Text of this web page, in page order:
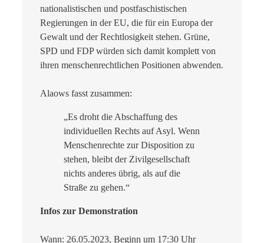
nationalistischen und postfaschistischen
Regierungen in der EU, die für ein Europa der
Gewalt und der Rechtlosigkeit stehen. Grüne,
SPD und FDP würden sich damit komplett von
ihren menschenrechtlichen Positionen abwenden.
Alaows fasst zusammen:
„Es droht die Abschaffung des
individuellen Rechts auf Asyl. Wenn
Menschenrechte zur Disposition zu
stehen, bleibt der Zivilgesellschaft
nichts anderes übrig, als auf die
Straße zu gehen.“
Infos zur Demonstration
Wann: 26.05.2023, Beginn um 17:30 Uhr